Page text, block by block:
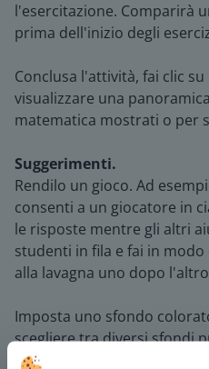
l'esercitazione. Comparirà
prima dell'inizio degli
Conclusa l'attività, fai clic
visualizzare una
matematica mostrati o per
Suggerimenti.
Rendilo un gioco. Ad
consenti a un giocatore in
le risposte mentre gli altri
studenti in fila e fai in
alla lavagna uno dopo
Imposta uno sfondo
scegliere tra diversi sfondi
l'opzione "Trasparente",